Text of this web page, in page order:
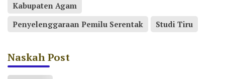
Kabupaten Agam
Penyelenggaraan Pemilu Serentak
Studi Tiru
Naskah Post